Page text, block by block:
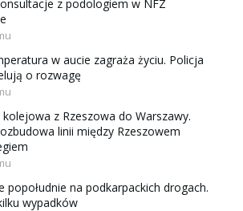
z podologiem w NFZ
w aucie zagraża życiu. Policja
o rozwagę
z Rzeszowa do Warszawy.
linii między Rzeszowem
popołudnie na podkarpackich drogach.
wypadków